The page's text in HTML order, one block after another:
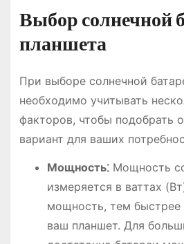
Выбор солнечной
планшета
При выборе солнечной
необходимо учитывать
факторов, чтобы подобрать
вариант для ваших
Мощность⁚Мощность
измеряется в ваттах
мощность, тем быстрее
ваш планшет. Для